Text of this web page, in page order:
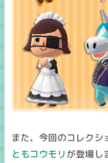
また、今回のコレクシ
ともコウモリ が登場し